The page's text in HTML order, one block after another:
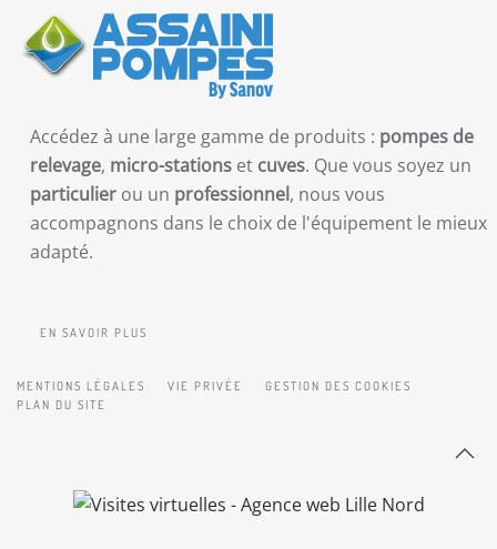
Accédez à une large gamme de produits : pompes de
relevage, micro-stations et cuves. Que vous soyez un
particulier ou un professionnel, nous vous
accompagnons dans le choix de l'équipement le mieux
adapté.
EN SAVOIR PLUS
MENTIONS LÉGALES VIE PRIVÉE
GESTION DES COOKIES
PLAN DU SITE